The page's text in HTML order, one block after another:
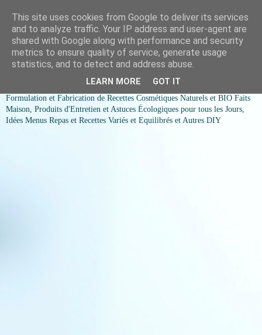
COSMESSENCE BIO Recettes
cosmetiques naturels et Bio et
idées menus variés et équilibrés
Formulation et Fabrication de Recettes Cosmétiques Naturels et BIO Faits
Maison, Produits d'Entretien et Astuces Écologiques pour tous les Jours,
Idées Menus Repas et Recettes Variés et Equilibrés et Autres DIY
This site uses cookies from Google to deliver its services
and to analyze traffic. Your IP address and user-agent are
shared with Google along with performance and security
metrics to ensure quality of service, generate usage
statistics, and to detect and address abuse.
LEARN MORE GOT IT